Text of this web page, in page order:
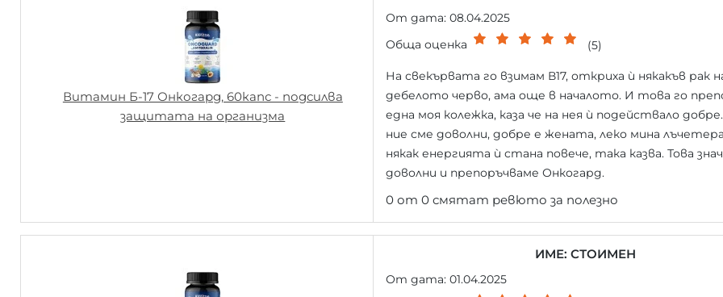
Витамин Б-17 Онкогард, 60капс - подсилва
защитата на организма
От дата: 08.04.2025
Обща оценка
(5)
На свекървата го взимам В17, откриха ѝ някакъв рак
дебелото черво, ама още в началото. И това го
една моя колежка, каза че на нея ѝ подействало
ние сме доволни, добре е жената, леко мина
някак енергията ѝ стана повече, така казва. Това
доволни и препоръчваме Онкогард.
0 от 0 смятат ревюто за полезно
ИМЕ: СТОИМЕН
От дата: 01.04.2025